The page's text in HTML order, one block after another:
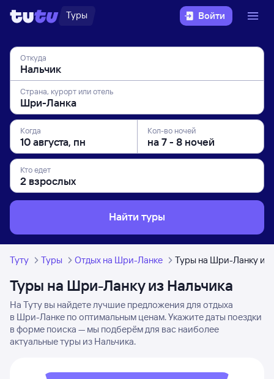
Туры Войти
Откуда
Страна, курорт или отель
Когда Кол-во ночей
Кто едет
Найти туры
Туту Туры Отдых на Шри-Ланке Туры на Шри-Ланку из
Туры на Шри-Ланку из Нальчика
На Туту вы найдете лучшие предложения для отдыха
в Шри-Ланке по оптимальным ценам. Укажите даты поездки
в форме поиска — мы подберём для вас наиболее
актуальные туры из Нальчика.